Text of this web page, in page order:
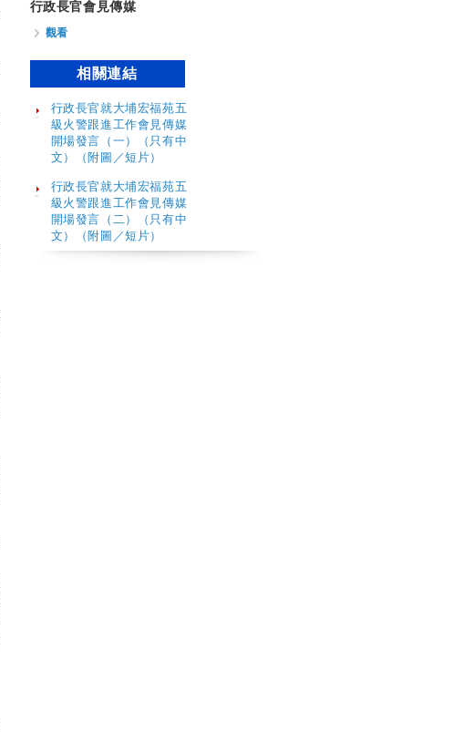
行政長官會見傳媒
觀看
相關連結
行政長官就大埔宏福苑五
級火警跟進工作會見傳媒
開場發言（一）（只有中
文）
（附圖／短片）
行政長官就大埔宏福苑五
級火警跟進工作會見傳媒
開場發言（二）（只有中
文）
（附圖／短片）